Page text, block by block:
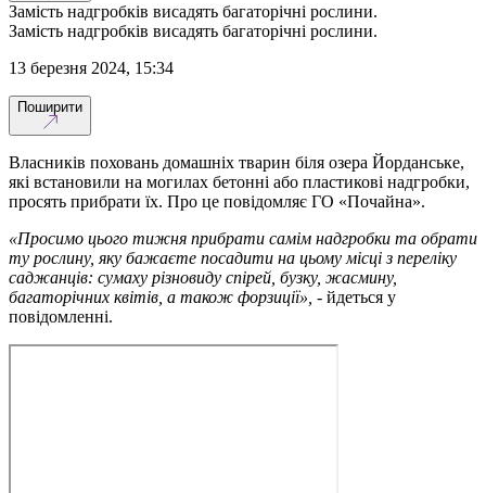
Замість надгробків висадять багаторічні рослини.
Замість надгробків висадять багаторічні рослини.
13 березня 2024, 15:34
Поширити
Власників поховань домашніх тварин біля озера Йорданське,
які встановили на могилах бетонні або пластикові надгробки,
просять прибрати їх. Про це повідомляє ГО «Почайна».
«Просимо цього тижня прибрати самім надгробки та обрати
ту рослину, яку бажаєте посадити на цьому місці з переліку
саджанців: сумаху різновиду спірей, бузку, жасмину,
багаторічних квітів, а також форзиції», - йдеться у
повідомленні.